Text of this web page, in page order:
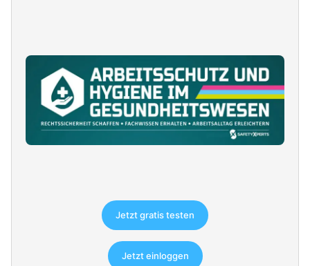
Jetzt gratis testen
Jetzt einloggen